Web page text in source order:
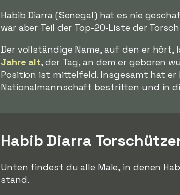
Habib Diarra (Senegal) hat es nie
war aber Teil der Top-20-Liste der
Der vollständige Name, auf den er hört,
Jahre alt, der Tag, an dem er geboren
Position ist mittelfeld. Insgesamt hat er
Nationalmannschaft bestritten und in
Habib Diarra
Unten findest du alle Male, in denen
stand.